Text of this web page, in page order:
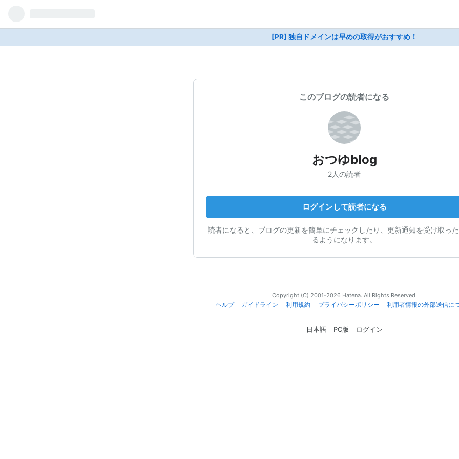
[PR] 独自ドメインは早めの取得がおすすめ！
このブログの読者になる
おつゆblog
2人の読者
ログインして読者になる
読者になると、ブログの更新を簡単にチェックしたり、更新通知を受け取っ
るようになります。
Copyright (C) 2001-2026 Hatena. All Rights Reserved.
ヘルプ
ガイドライン 利用規約 プライバシーポリシー 利用者情報の外部送信に
日本語 PC版 ログイン